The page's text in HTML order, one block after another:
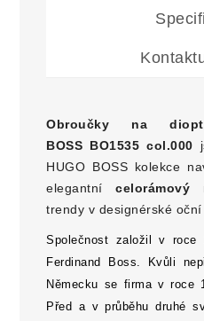
Obroučky na
BOSS BO1535 col.000
HUGO BOSS kolekce
elegantnícelorámový
trendy v designérské oční
Společnost založil v roce
Ferdinand Boss. Kvůli
Německu se firma v roce
Před a v průběhudruhé